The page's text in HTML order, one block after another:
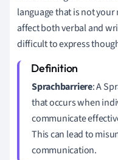
language that is not
affect both verbal and
difficult to express
Sprachbarriere: A
that occurs when
communicate
This can lead to
communication.